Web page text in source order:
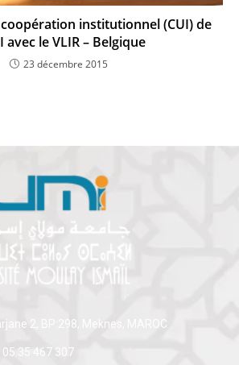
institutionnel (CUI) de
avec le VLIR – Belgique
23 décembre 2015
2, BP:298, Meknes, MAROC
35 467 307